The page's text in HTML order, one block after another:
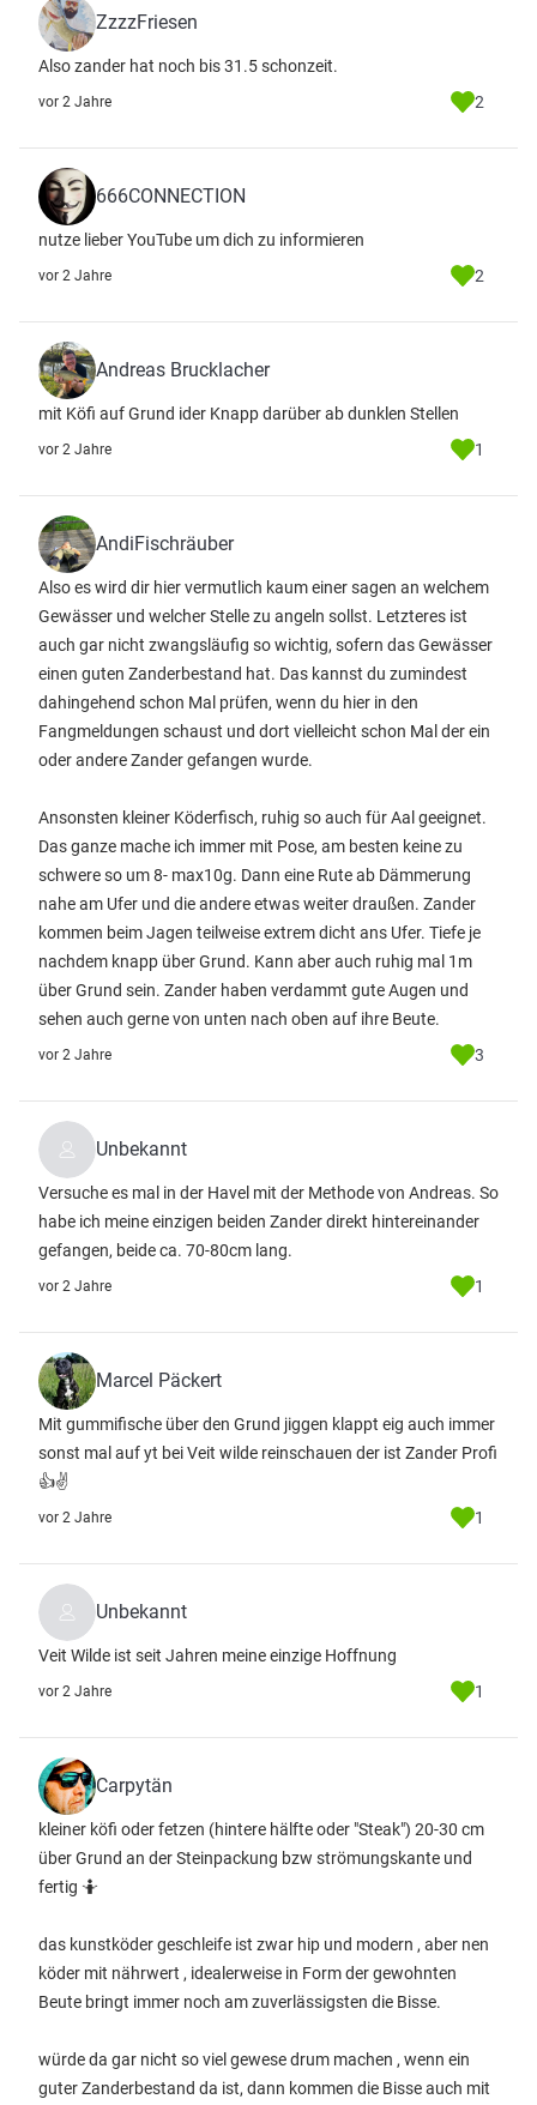
ZzzzFriesen
Also zander hat noch bis 31.5 schonzeit.
vor 2 Jahre 2
666CONNECTION
nutze lieber YouTube um dich zu informieren
vor 2 Jahre 2
Andreas Brucklacher
mit Köfi auf Grund ider Knapp darüber ab dunklen Stellen
vor 2 Jahre 1
AndiFischräuber
Also es wird dir hier vermutlich kaum einer sagen an welchem
Gewässer und welcher Stelle zu angeln sollst. Letzteres ist
auch gar nicht zwangsläufig so wichtig, sofern das Gewässer
einen guten Zanderbestand hat. Das kannst du zumindest
dahingehend schon Mal prüfen, wenn du hier in den
Fangmeldungen schaust und dort vielleicht schon Mal der ein
oder andere Zander gefangen wurde.
Ansonsten kleiner Köderfisch, ruhig so auch für Aal geeignet.
Das ganze mache ich immer mit Pose, am besten keine zu
schwere so um 8- max10g. Dann eine Rute ab Dämmerung
nahe am Ufer und die andere etwas weiter draußen. Zander
kommen beim Jagen teilweise extrem dicht ans Ufer. Tiefe je
nachdem knapp über Grund. Kann aber auch ruhig mal 1m
über Grund sein. Zander haben verdammt gute Augen und
sehen auch gerne von unten nach oben auf ihre Beute.
vor 2 Jahre 3
Unbekannt
Versuche es mal in der Havel mit der Methode von Andreas. So
habe ich meine einzigen beiden Zander direkt hintereinander
gefangen, beide ca. 70-80cm lang.
vor 2 Jahre 1
Marcel Päckert
Mit gummifische über den Grund jiggen klappt eig auch immer
sonst mal auf yt bei Veit wilde reinschauen der ist Zander Profi
👍✌
vor 2 Jahre 1
Unbekannt
Veit Wilde ist seit Jahren meine einzige Hoffnung
vor 2 Jahre 1
Carpytän
kleiner köfi oder fetzen (hintere hälfte oder "Steak") 20-30 cm
über Grund an der Steinpackung bzw strömungskante und
fertig 🤷
das kunstköder geschleife ist zwar hip und modern , aber nen
köder mit nährwert , idealerweise in Form der gewohnten
Beute bringt immer noch am zuverlässigsten die Bisse.
würde da gar nicht so viel gewese drum machen , wenn ein
guter Zanderbestand da ist, dann kommen die Bisse auch mit